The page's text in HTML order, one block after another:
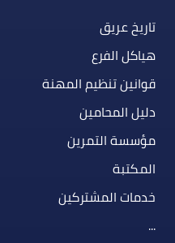
تاريخ عريق
هياكل الفرع
قوانين تنظيم المهنة
دليل المحامين
مؤسسة التمرين
المكتبة
خدمات المشتركين
...